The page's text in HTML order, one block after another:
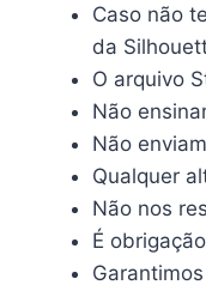
Caso não
da
O arquivo
Não
Não
Qualquer
Não nos
É